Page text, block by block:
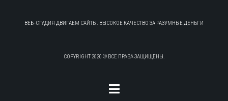
ВЕБ-СТУДИЯ ДВИГАЕМ САЙТЫ. ВЫСОКОЕ КАЧЕСТВО ЗА РАЗУМНЫЕ ДЕНЬГИ
COPYRIGHT 2020 © ВСЕ ПРАВА ЗАЩИЩЕНЫ.